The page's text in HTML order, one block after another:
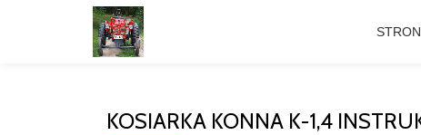
KOSIARKA KONNA K-1,4